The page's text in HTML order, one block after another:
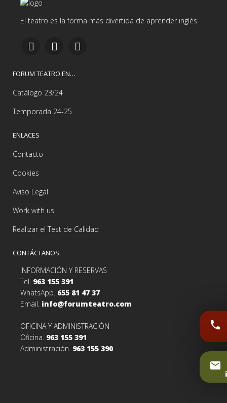
El teatro es la forma más divertida de aprender inglés
FORUM TEATRO EN…
Catálogo 23/24
Temporada 24-25
ENLACES
Contacto
Cookies
Aviso Legal
Work with us
Realizar el Test de Calidad
CONTÁCTANOS
INFORMACIÓN Y RESERVAS
Tel. 963 155 391
WhatsApp. 655 81 47 37
Email. info@forumteatro.com
OFICINA Y ADMINISTRACIÓN
Oficina. 963 155 391
Administración. 963 155 390
phone
email